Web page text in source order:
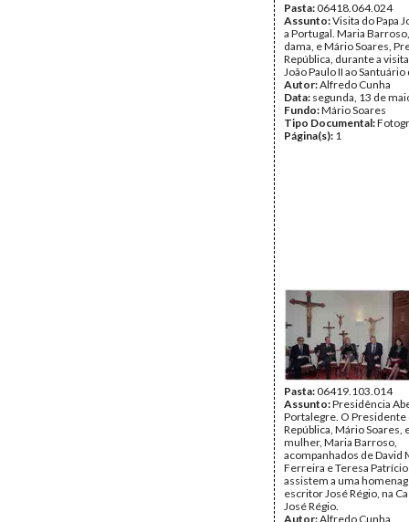
Pasta:06418.064.024
Assunto:Visita do Papa
a Portugal. Maria
dama, e Mário Soares,
República, durante a
João Paulo II ao
Autor:Alfredo Cunha
Data: segunda, 13 de
Fundo:Mário Soares
Tipo Documental:
Página(s): 1
Pasta:06419.103.014
Assunto:Presidência
Portalegre. O Presidente
República, Mário Soares,
mulher, Maria Barroso,
acompanhados de David
Ferreira e Teresa
assistem a uma
escritor José Régio, na
José Régio.
Autor:Alfredo Cunha